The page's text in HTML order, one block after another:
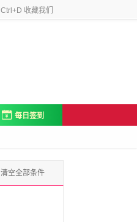
Ctrl+D 收藏我们
 每日签到
清空全部条件